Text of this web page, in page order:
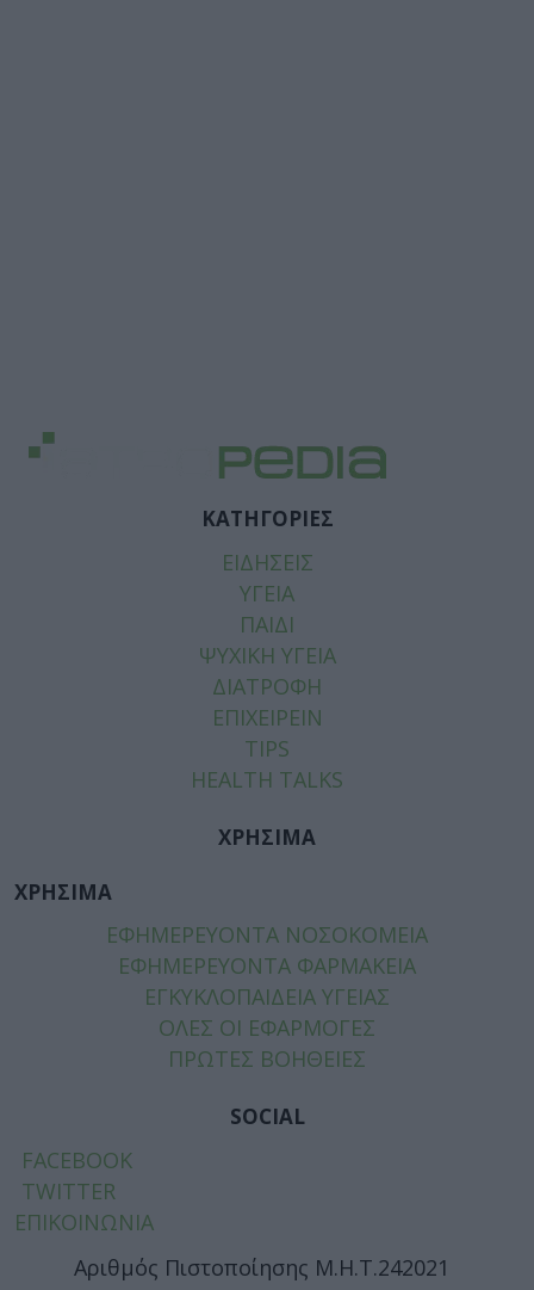
ΚΑΤΗΓΟΡΙΕΣ
ΕΙΔΗΣΕΙΣ
ΥΓΕΙΑ
ΠΑΙΔΙ
ΨΥΧΙΚΗ ΥΓΕΙΑ
ΔΙΑΤΡΟΦΗ
ΕΠΙΧΕΙΡΕΙΝ
TIPS
HEALTH TALKS
ΧΡΗΣΙΜΑ
ΧΡΗΣΙΜΑ
ΕΦΗΜΕΡΕΥΟΝΤΑ ΝΟΣΟΚΟΜΕΙΑ
ΕΦΗΜΕΡΕΥΟΝΤΑ ΦΑΡΜΑΚΕΙΑ
ΕΓΚΥΚΛΟΠΑΙΔΕΙΑ ΥΓΕΙΑΣ
ΟΛΕΣ ΟΙ ΕΦΑΡΜΟΓΕΣ
ΠΡΩΤΕΣ ΒΟΗΘΕΙΕΣ
SOCIAL
FACEBOOK
TWITTER
ΕΠΙΚΟΙΝΩΝΙΑ
Αριθμός Πιστοποίησης Μ.Η.Τ.242021